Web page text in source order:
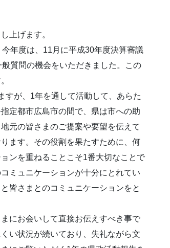
上げます。
年度は、11月に平成30年度決算審議
質問の機会をいただきました。この
が、1年を通して活動して、あらた
定都市広島市の間で、県は市への助
元の皆さまのご提案や要望を伝えて
ます。その役割を果たすために、何
ンを重ねることこそ1番大切なことで
ミュニケーションが十分にとれてい
皆さまとのコミュニケーションをと
にお会いして直接お伝えすべき事で
い状況が続いており、失礼ながら文